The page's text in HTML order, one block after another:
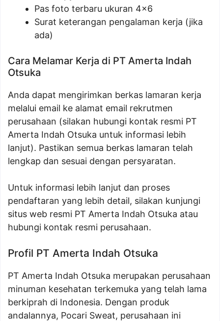
Pas foto terbaru ukuran 4×6
Surat keterangan pengalaman kerja (jika
ada)
Cara Melamar Kerja di PT Amerta Indah
Otsuka
Anda dapat mengirimkan berkas lamaran kerja
melalui email ke alamat email rekrutmen
perusahaan (silakan hubungi kontak resmi PT
Amerta Indah Otsuka untuk informasi lebih
lanjut). Pastikan semua berkas lamaran telah
lengkap dan sesuai dengan persyaratan.
Untuk informasi lebih lanjut dan proses
pendaftaran yang lebih detail, silakan kunjungi
situs web resmi PT Amerta Indah Otsuka atau
hubungi kontak resmi perusahaan.
Profil PT Amerta Indah Otsuka
PT Amerta Indah Otsuka merupakan perusahaan
minuman kesehatan terkemuka yang telah lama
berkiprah di Indonesia. Dengan produk
andalannya, Pocari Sweat, perusahaan ini